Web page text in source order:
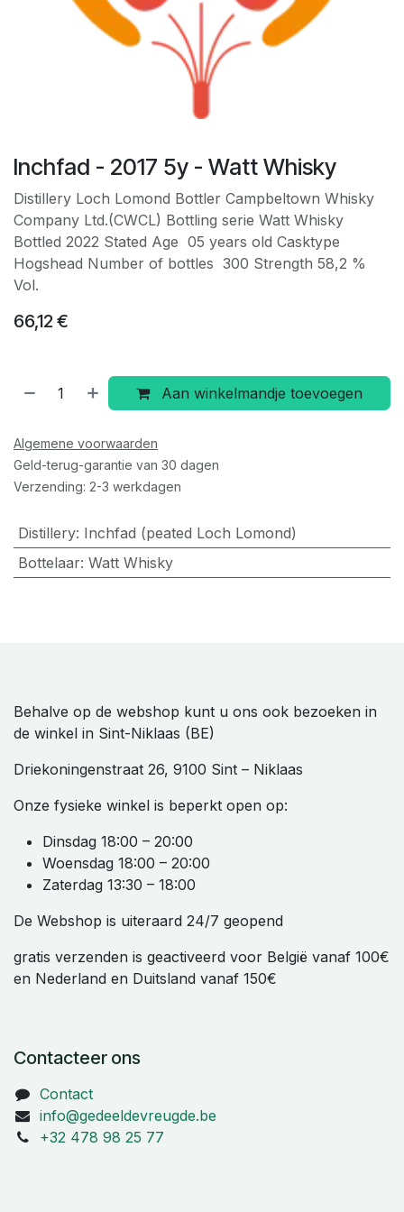
Inchfad - 2017 5y - Watt Whisky
Distillery Loch Lomond Bottler Campbeltown Whisky
Company Ltd.(CWCL) Bottling serie Watt Whisky
Bottled 2022 Stated Age 05 years old Casktype
Hogshead Number of bottles 300 Strength 58,2 %
Vol.
66,12€
Aan winkelmandje toevoegen
Algemene voorwaarden
Geld-terug-garantie van 30 dagen
Verzending: 2-3 werkdagen
Distillery: Inchfad (peated Loch Lomond)
Bottelaar: Watt Whisky
Behalve op de webshop kunt u ons ook bezoeken in
de winkel in Sint-Niklaas (BE)
Driekoningenstraat 26, 9100 Sint – Niklaas
Onze fysieke winkel is beperkt open op:
Dinsdag 18:00 – 20:00
Woensdag 18:00 – 20:00
Zaterdag 13:30 – 18:00
De Webshop is uiteraard 24/7 geopend
gratis verzenden is geactiveerd voor België vanaf 100€
en Nederland en Duitsland vanaf 150€
Contacteer ons
Contact
info@gedeeldevreugde.be
+32 478 98 25 77